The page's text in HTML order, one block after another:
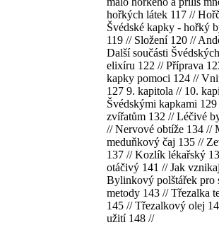
hořkých látek 117 //
Švédské kapky - hořký
119 // Složení 120 //
Další součásti
elixíru 122 // Příprava
kapky pomoci 124 //
127 9. kapitola // 10.
Švédskými kapkami
zvířatům 132 // Léčivé
// Nervové obtíže 134 //
meduňkový čaj 135 //
137 // Kozlík lékařský
otáčivý 141 // Jak
Bylinkový polštářek pro
metody 143 // Třezalka
145 // Třezalkový olej
užití 148 //